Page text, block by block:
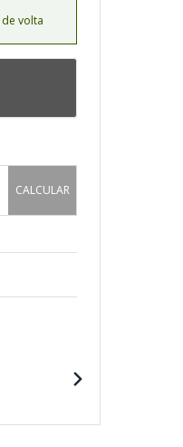
volta
CALCULAR